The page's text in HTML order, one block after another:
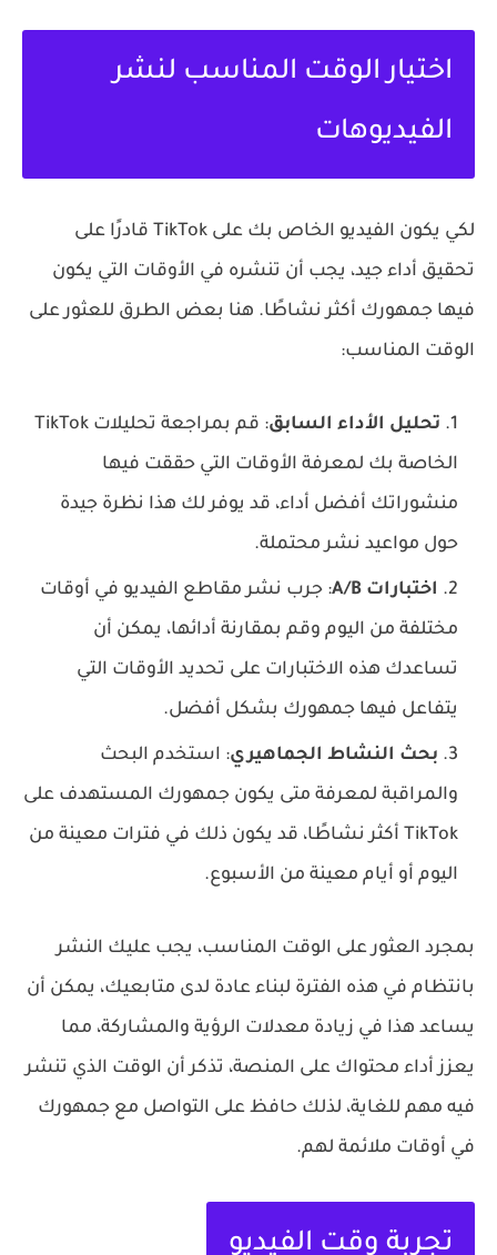
اختيار الوقت المناسب لنشر
الفيديوهات
لكي يكون الفيديو الخاص بك على TikTok قادرًا على
تحقيق أداء جيد، يجب أن تنشره في الأوقات التي يكون
فيها جمهورك أكثر نشاطًا. هنا بعض الطرق للعثور على
الوقت المناسب:
تحليل الأداء السابق
: قم بمراجعة تحليلات TikTok
الخاصة بك لمعرفة الأوقات التي حققت فيها
منشوراتك أفضل أداء، قد يوفر لك هذا نظرة جيدة
حول مواعيد نشر محتملة.
اختبارات A/B
: جرب نشر مقاطع الفيديو في أوقات
مختلفة من اليوم وقم بمقارنة أدائها، يمكن أن
تساعدك هذه الاختبارات على تحديد الأوقات التي
يتفاعل فيها جمهورك بشكل أفضل.
بحث النشاط الجماهيري: استخدم البحث
والمراقبة لمعرفة متى يكون جمهورك المستهدف على
TikTok أكثر نشاطًا، قد يكون ذلك في فترات معينة من
اليوم أو أيام معينة من الأسبوع.
بمجرد العثور على الوقت المناسب، يجب عليك النشر
بانتظام في هذه الفترة لبناء عادة لدى متابعيك، يمكن أن
يساعد هذا في زيادة معدلات الرؤية والمشاركة، مما
يعزز أداء محتواك على المنصة، تذكر أن الوقت الذي تنشر
فيه مهم للغاية، لذلك حافظ على التواصل مع جمهورك
في أوقات ملائمة لهم.
تجربة وقت الفيديو